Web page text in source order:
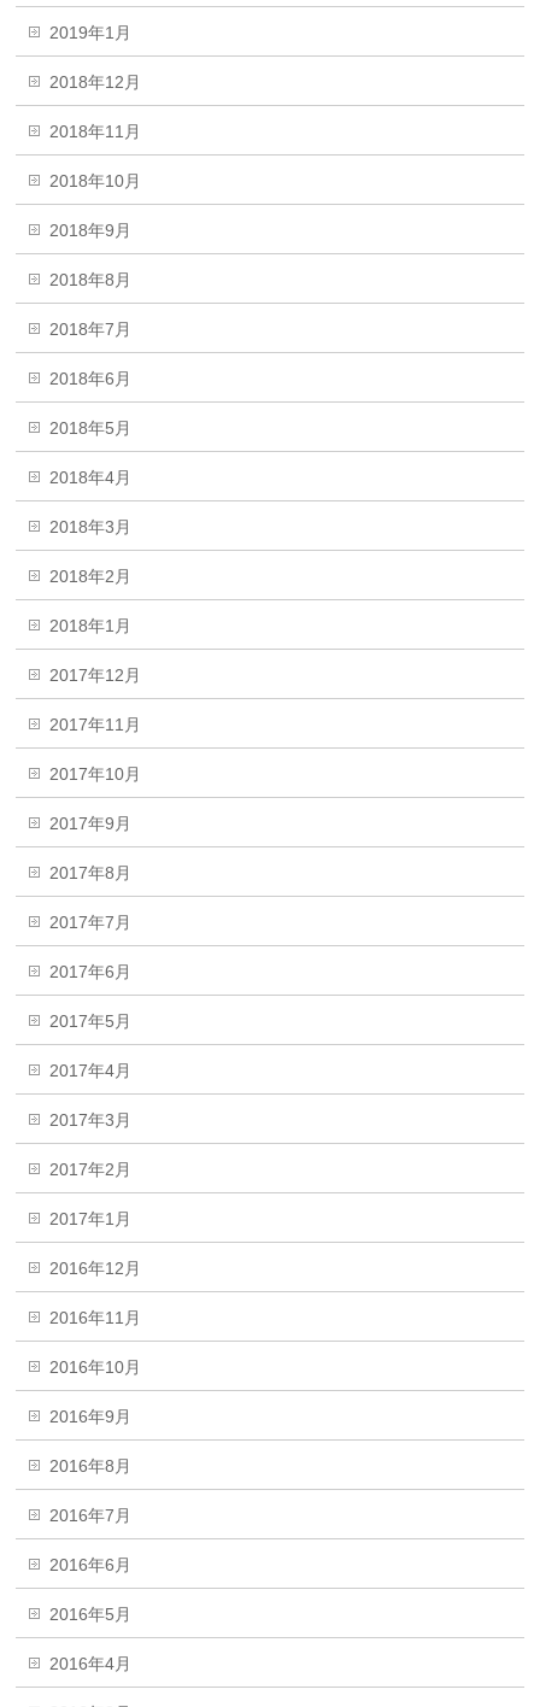
2019年1月
2018年12月
2018年11月
2018年10月
2018年9月
2018年8月
2018年7月
2018年6月
2018年5月
2018年4月
2018年3月
2018年2月
2018年1月
2017年12月
2017年11月
2017年10月
2017年9月
2017年8月
2017年7月
2017年6月
2017年5月
2017年4月
2017年3月
2017年2月
2017年1月
2016年12月
2016年11月
2016年10月
2016年9月
2016年8月
2016年7月
2016年6月
2016年5月
2016年4月